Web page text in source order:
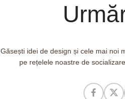
Găsești idei de design și cele mai noi
pe rețelele noastre de socializare